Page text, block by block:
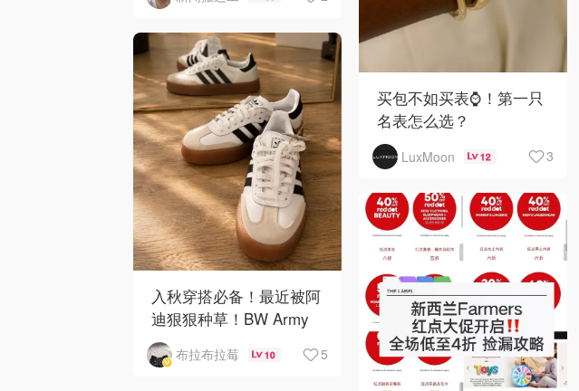
买包不如买表⌚️！第一只
名表怎么选？
LuxMoon 12 3
入秋穿搭必备！最近被阿
迪狠狠种草！BW Army
和 Sambae 值得拥有！
布拉布拉莓 10 5